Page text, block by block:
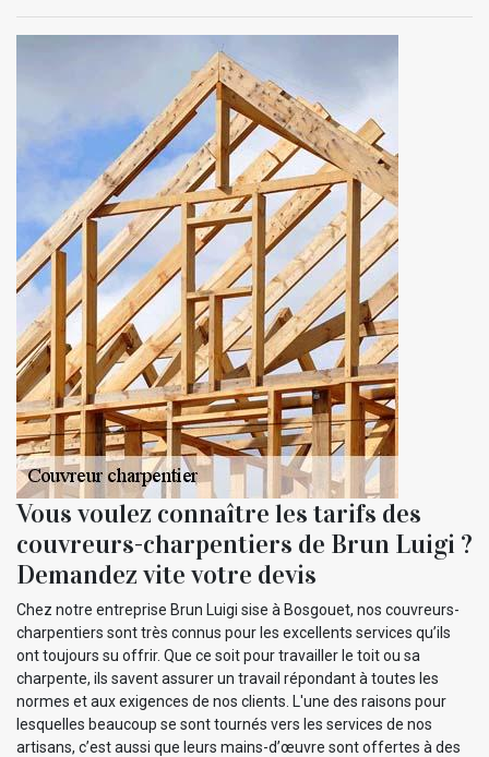
Vous voulez connaître les tarifs des
couvreurs-charpentiers de Brun Luigi ?
Demandez vite votre devis
Chez notre entreprise Brun Luigi sise à Bosgouet, nos couvreurs-
charpentiers sont très connus pour les excellents services qu’ils
ont toujours su offrir. Que ce soit pour travailler le toit ou sa
charpente, ils savent assurer un travail répondant à toutes les
normes et aux exigences de nos clients. L'une des raisons pour
lesquelles beaucoup se sont tournés vers les services de nos
artisans, c’est aussi que leurs mains-d’œuvre sont offertes à des